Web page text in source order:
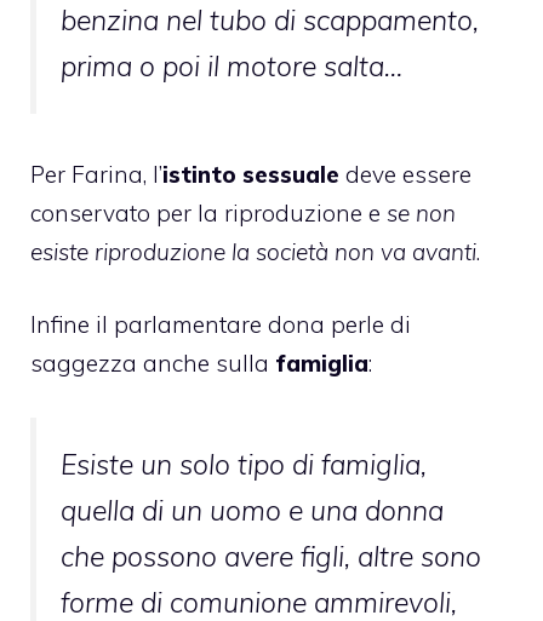
benzina nel tubo di scappamento,
prima o poi il motore salta…
Per Farina, l’istinto sessuale deve essere
conservato per la riproduzione e se non
esiste riproduzione la società non va avanti.
Infine il parlamentare dona perle di
saggezza anche sulla famiglia:
Esiste un solo tipo di famiglia,
quella di un uomo e una donna
che possono avere figli, altre sono
forme di comunione ammirevoli,